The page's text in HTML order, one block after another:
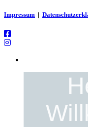
Impressum |